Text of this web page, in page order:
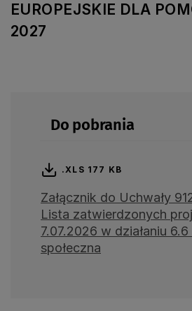
EUROPEJSKIE DLA
2027
Do pobrania
.XLS 177 KB
Załącznik do Uchwały
Lista zatwierdzonych
7.07.2026 w działaniu
społeczna